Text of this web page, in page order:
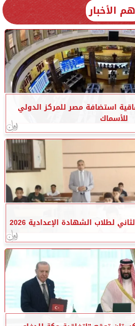
الأخبار
استضافة مصر للمركز الدولي
للأسماك
لطلاب الشهادة الإعدادية 2026